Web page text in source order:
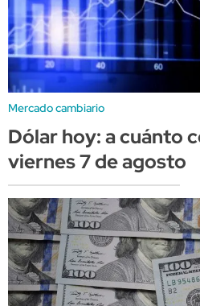
Mercado cambiario
Dólar hoy: a cuánto
viernes 7 de agosto